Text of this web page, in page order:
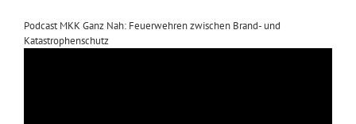
Podcast MKK Ganz Nah: Feuerwehren zwischen Brand- und
Katastrophenschutz